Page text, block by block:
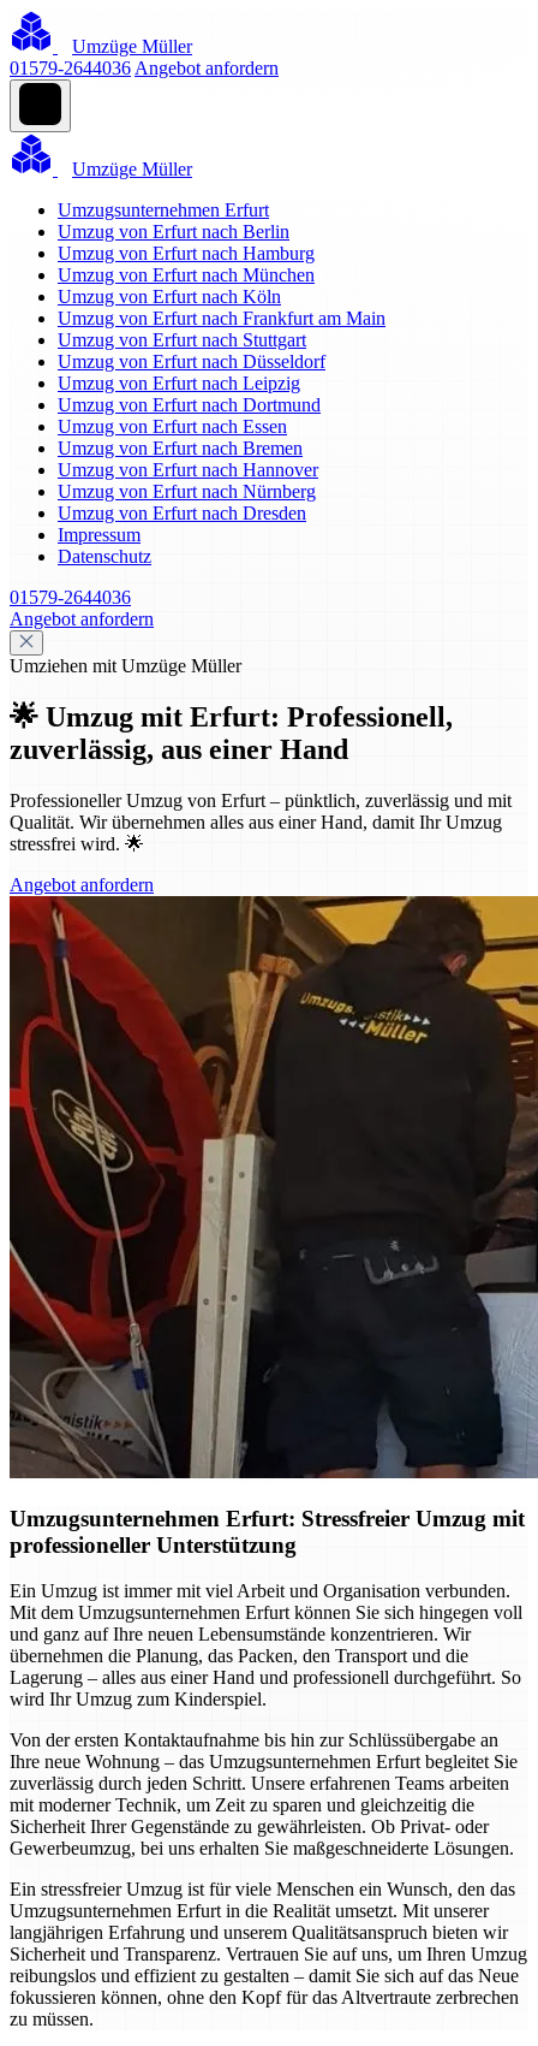
Umzüge Müller
01579-2644036 Angebot anfordern
Umzüge Müller
Umzugsunternehmen Erfurt
Umzug von Erfurt nach Berlin
Umzug von Erfurt nach Hamburg
Umzug von Erfurt nach München
Umzug von Erfurt nach Köln
Umzug von Erfurt nach Frankfurt am Main
Umzug von Erfurt nach Stuttgart
Umzug von Erfurt nach Düsseldorf
Umzug von Erfurt nach Leipzig
Umzug von Erfurt nach Dortmund
Umzug von Erfurt nach Essen
Umzug von Erfurt nach Bremen
Umzug von Erfurt nach Hannover
Umzug von Erfurt nach Nürnberg
Umzug von Erfurt nach Dresden
Impressum
Datenschutz
01579-2644036
Angebot anfordern
Umziehen mit Umzüge Müller
🌟 Umzug mit Erfurt: Professionell,
zuverlässig, aus einer Hand
Professioneller Umzug von Erfurt – pünktlich, zuverlässig und mit
Qualität. Wir übernehmen alles aus einer Hand, damit Ihr Umzug
stressfrei wird. 🌟
Angebot anfordern
Umzugsunternehmen Erfurt: Stressfreier Umzug mit
professioneller Unterstützung
Ein Umzug ist immer mit viel Arbeit und Organisation verbunden.
Mit dem Umzugsunternehmen Erfurt können Sie sich hingegen voll
und ganz auf Ihre neuen Lebensumstände konzentrieren. Wir
übernehmen die Planung, das Packen, den Transport und die
Lagerung – alles aus einer Hand und professionell durchgeführt. So
wird Ihr Umzug zum Kinderspiel.
Von der ersten Kontaktaufnahme bis hin zur Schlüssübergabe an
Ihre neue Wohnung – das Umzugsunternehmen Erfurt begleitet Sie
zuverlässig durch jeden Schritt. Unsere erfahrenen Teams arbeiten
mit moderner Technik, um Zeit zu sparen und gleichzeitig die
Sicherheit Ihrer Gegenstände zu gewährleisten. Ob Privat- oder
Gewerbeumzug, bei uns erhalten Sie maßgeschneiderte Lösungen.
Ein stressfreier Umzug ist für viele Menschen ein Wunsch, den das
Umzugsunternehmen Erfurt in die Realität umsetzt. Mit unserer
langjährigen Erfahrung und unserem Qualitätsanspruch bieten wir
Sicherheit und Transparenz. Vertrauen Sie auf uns, um Ihren Umzug
reibungslos und effizient zu gestalten – damit Sie sich auf das Neue
fokussieren können, ohne den Kopf für das Altvertraute zerbrechen
zu müssen.